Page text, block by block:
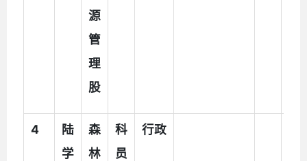
源
管
理
股
4
陆
学
森
林
科
员
行政